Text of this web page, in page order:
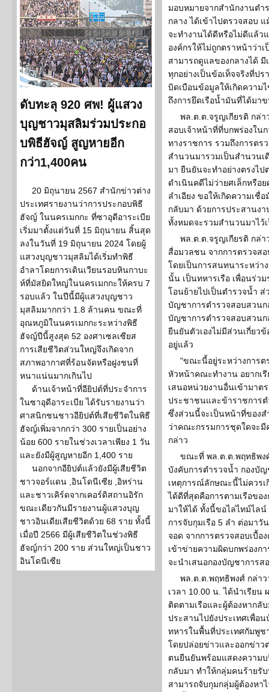
ดับทะลุ 920 ศพ! ผู้แสวง
บุญชาวมุสลิมร่วมประกอ
บพิธีฮัจญ์ สูญหายอีก
กว่า1,400คน
20 มิถุนายน 2567 สำนักข่าวต่าง
ประเทศรายงานว่าการประกอบพิธี
ฮัจญ์ ในนครเมกกะ ที่ซาอุดีอาระเบีย
เริ่มมาตั้งแต่วันที่ 15 มิถุนายน สิ้นสุด
ลงในวันที่ 19 มิถุนายน 2024 โดยผู้
แสวงบุญชาวมุสลิมได้เริ่มทำพิธี
อำลาโดยการเดินเวียนรอบหินกาบะ
ห์ที่มัสยิดใหญ่ในนครเมกกะให้ครบ 7
รอบแล้ว ในปีนี้มีผู้แสวงบุญชาว
มุสลิมมากกว่า 1.8 ล้านคน ขณะที่
อุณหภูมิในนครเมกกะระหว่างพิธี
ฮัจญ์ปีนี้สูงสุด 52 องศาเซลเซียส
การเสียชีวิตส่วนใหญ่จึงเกิดจาก
สภาพอากาศที่ร้อนจัดหรือฝูงชนที่
หนาแน่นมากเกินไป
ด้านเจ้าหน้าที่อียิปต์ที่ประจำการ
ในซาอุดีอาระเบีย ได้รับรายงานว่า
ศาสนิกชนชาวอียิปต์ที่เสียชีวิตในพิธี
ฮัจญ์เพิ่มจากกว่า 300 รายเป็นอย่าง
น้อย 600 รายในช่วงเวลาเพียง 1 วัน
และยังมีผู้สูญหายอีก 1,400 ราย
นอกจากอียิปต์แล้วยังมีผู้เสียชีวิต
ชาวจอร์แดน ,อินโดนีเซีย ,อิหร่าน
และชาวเคิร์ดจากเคอร์ดิสถานอิรัก
ขณะเดียวกันมีรายงานผู้แสวงบุญ
ชาวอินเดียเสียชีวิตด้วย 68 ราย ทั้งนี้
เมื่อปี 2566 มีผู้เสียชีวิตในช่วงพิธี
ฮัจญ์กว่า 200 ราย ส่วนใหญ่เป็นชาว
อินโดนีเซีย
มอบหมายจากสำนักงานต
กลาง ได้เข้าไปตรวจสอบ
จะทำงานได้ดีหรือไม่ดีแล้ว
องค์กรให้ไม่ถูกตราหน้าว่า
สามารถดูแลของกลางได้
ทุกอย่างเป็นข้อเท็จจริงที่ป
บิดเบือนข้อมูลให้เกิดความ
ถึงการยึดเรือน้ำมันที่ได้มา
พล.ต.ต.จรูญเกียรติ กล่า
สอบเจ้าหน้าที่ที่บกพร่องใน
ทางราชการ รวมถึงการตร
สำนวนมารวมเป็นสำนวน
มา ยืนยันจะทำอย่างตรงไป
ดำเนินคดีไม่ว่ายศเล็กหรือ
ลำเอียง ขอให้เกิดความเชื่
กลับมา ด้วยการประสานง
ทั้งหมดจะรวมสำนวนมาไว้
พล.ต.ต.จรูญเกียรติ กล่
สื่อมวลชน จากการตรวจส
โดยเป็นการสนทนาระหว่า
นั้น เป็นทหารเรือ เพื่อนร่ว
โอนย้ายไปเป็นตำรวจน้ำ ส่
บัญชาการตำรวจสอบสวนก
บัญชาการตำรวจสอบสวนก
ยืนยันตัวเองไม่มีส่วนเกี่ยว
อยู่แล้ว
"ขณะนี้อยู่ระหว่างการต
หัวหน้าคณะทำงาน อยากเ
เสนอหน่วยงานอื่นเข้ามาต
ประชาชนและข้าราชการต
ซึ่งส่วนนี้จะเป็นหน้าที่ของ
ว่าคณะกรรมการชุดใดจะมี
กล่าว
ขณะที่ พล.ต.ต.พฤทธิพงศ์
บังคับการตำรวจน้ำ กองบั
เหตุการณ์ลักษณะนี้ไม่ควรเ
ได้ดีที่สุดคือการตามเรือขอ
มาให้ได้ ทั้งนี้ขอไล่ไทม์ไล
การจับกุมเรือ 5 ลำ ต่อมา
จอด จากการตรวจสอบเบื้อ
เข้าข่ายความผิดบกพร่องก
จะนำเสนอกองบัญชาการส
พล.ต.ต.พฤทธิพงศ์ กล่า
เวลา 10.00 น. ได้นำเรียน
ติดตามเรือและผู้ต้องหากลั
ประสานไปยังประเทศเพื่อ
ทหารในพื้นที่ประเทศกัมพูช
โดยปล่อยข่าวและออกข่าว
ตนยืนยันพร้อมแสดงความบ
กลับมา ทำให้กลุ่มคนร้ายรั
สามารถจับกุมกลุ่มผู้ต้องหา